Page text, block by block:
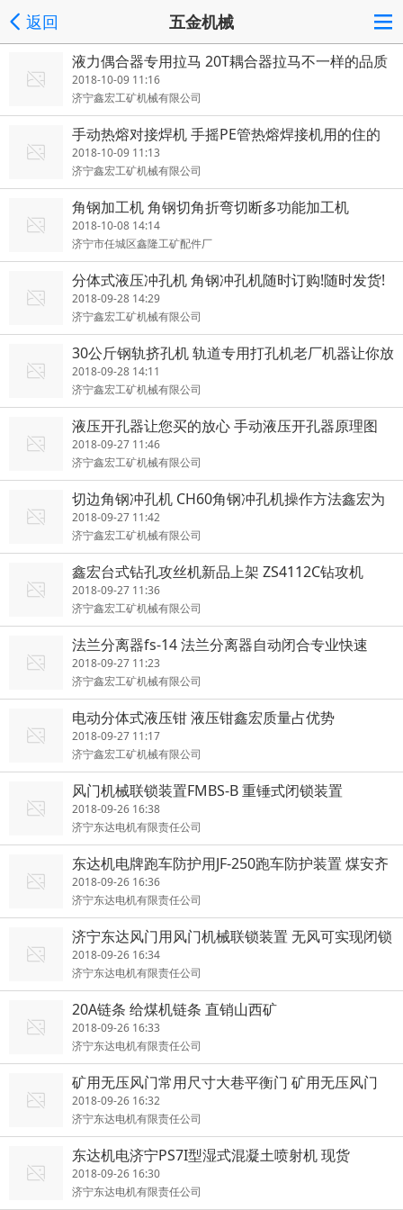
返回 五金机械
液力偶合器专用拉马 20T耦合器拉马不一样的品质
2018-10-09 11:16
济宁鑫宏工矿机械有限公司
手动热熔对接焊机 手摇PE管热熔焊接机用的住的
好产品
2018-10-09 11:13
济宁鑫宏工矿机械有限公司
角钢加工机 角钢切角折弯切断多功能加工机
2018-10-08 14:14
济宁市任城区鑫隆工矿配件厂
分体式液压冲孔机 角钢冲孔机随时订购!随时发货!
2018-09-28 14:29
济宁鑫宏工矿机械有限公司
30公斤钢轨挤孔机 轨道专用打孔机老厂机器让你放
心
2018-09-28 14:11
济宁鑫宏工矿机械有限公司
液压开孔器让您买的放心 手动液压开孔器原理图
2018-09-27 11:46
济宁鑫宏工矿机械有限公司
切边角钢冲孔机 CH60角钢冲孔机操作方法鑫宏为
您介绍
2018-09-27 11:42
济宁鑫宏工矿机械有限公司
鑫宏台式钻孔攻丝机新品上架 ZS4112C钻攻机
2018-09-27 11:36
济宁鑫宏工矿机械有限公司
法兰分离器fs-14 法兰分离器自动闭合专业快速
2018-09-27 11:23
济宁鑫宏工矿机械有限公司
电动分体式液压钳 液压钳鑫宏质量占优势
2018-09-27 11:17
济宁鑫宏工矿机械有限公司
风门机械联锁装置FMBS-B 重锤式闭锁装置
2018-09-26 16:38
济宁东达电机有限责任公司
东达机电牌跑车防护用JF-250跑车防护装置 煤安齐
全
2018-09-26 16:36
济宁东达电机有限责任公司
济宁东达风门用风门机械联锁装置 无风可实现闭锁
2018-09-26 16:34
济宁东达电机有限责任公司
20A链条 给煤机链条 直销山西矿
2018-09-26 16:33
济宁东达电机有限责任公司
矿用无压风门常用尺寸大巷平衡门 矿用无压风门
2018-09-26 16:32
济宁东达电机有限责任公司
东达机电济宁PS7I型湿式混凝土喷射机 现货
2018-09-26 16:30
济宁东达电机有限责任公司